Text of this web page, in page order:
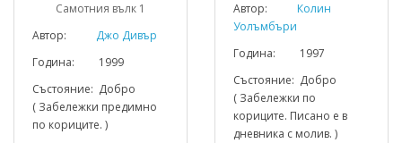
Самотния вълк 1
Автор:
Джо Дивър
Година: 1999
Състояние: Добро
( Забележки предимно
по кориците. )
Автор:
Колин
Уолъмбъри
Година: 1997
Състояние: Добро
( Забележки по
кориците. Писано е в
дневника с молив. )